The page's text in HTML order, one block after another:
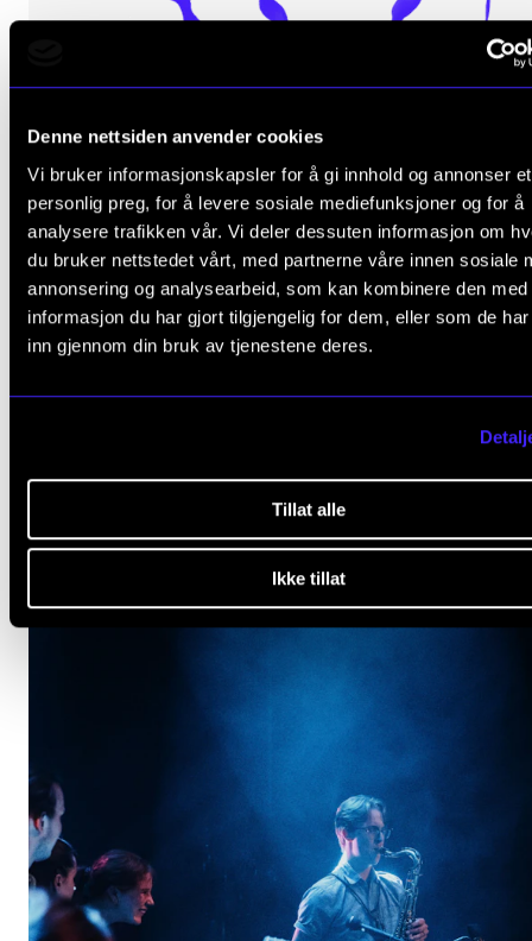
Denne nettsiden anvender cookies
Vi bruker informasjonskapsler for å gi innhold og annonser et
personlig preg, for å levere sosiale mediefunksjoner og for å
analysere trafikken vår. Vi deler dessuten informasjon om
du bruker nettstedet vårt, med partnerne våre innen sosiale
annonsering og analysearbeid, som kan kombinere den med
informasjon du har gjort tilgjengelig for dem, eller som de
inn gjennom din bruk av tjenestene deres.
Tillat alle
Ikke tillat